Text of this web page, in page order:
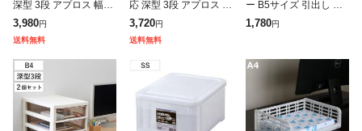
深型 3段 アプロス 幅3
2.3×奥行40.6×高さ31.1
cm ( 書類 収納ケース 卓
上収納 多段引
3,980円
送料無料
応 深型 3段 アプロス 幅
27×奥行34.5×高さ31.2
cm ( 書類 収納ケース 卓
上収納 4段
3,720円
送料無料
ー B5サイズ 引出し 収
納 SS 幅24×奥行32×高
1,780円